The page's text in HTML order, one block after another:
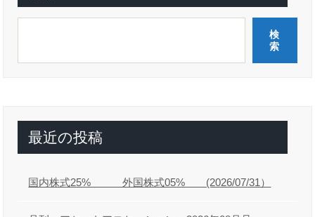
検
索
最近の投稿
国内株式25% 外国株式05% (2026/07/31）